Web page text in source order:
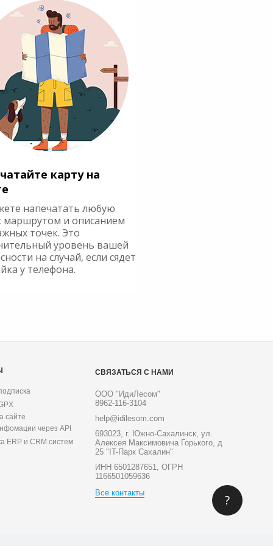
карту на
напечатать любую
маршрутом и описанием
точек. Это
уровень вашей
на случай, если сядет
у телефона.
сайте
через API
ERP и CRM систем
СВЯЗАТЬСЯ С НАМИ
ООО "ИдиЛесом"
8962-116-3104
help@idilesom.com
693023, г. Южно-Сахалинск, ул.
Алексея Максимовича Горького, д
25 "IT-Парк Сахалин"
ИНН 6501287651, ОГРН
1166501059636
Все контакты
?